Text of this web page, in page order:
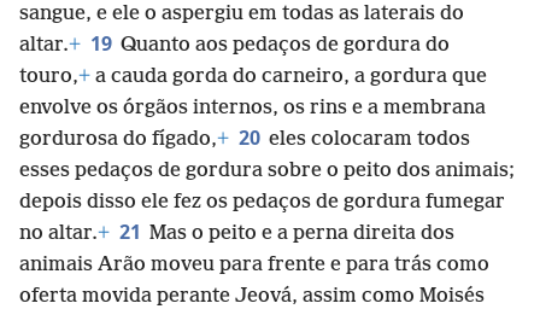
sangue, e ele o aspergiu em todas as laterais do
altar.+ 19 Quanto aos pedaços de gordura do
touro,+ a cauda gorda do carneiro, a gordura que
envolve os órgãos internos, os rins e a membrana
gordurosa do fígado,+ 20 eles colocaram todos
esses pedaços de gordura sobre o peito dos animais;
depois disso ele fez os pedaços de gordura fumegar
no altar.+ 21 Mas o peito e a perna direita dos
animais Arão moveu para frente e para trás como
oferta movida perante Jeová, assim como Moisés